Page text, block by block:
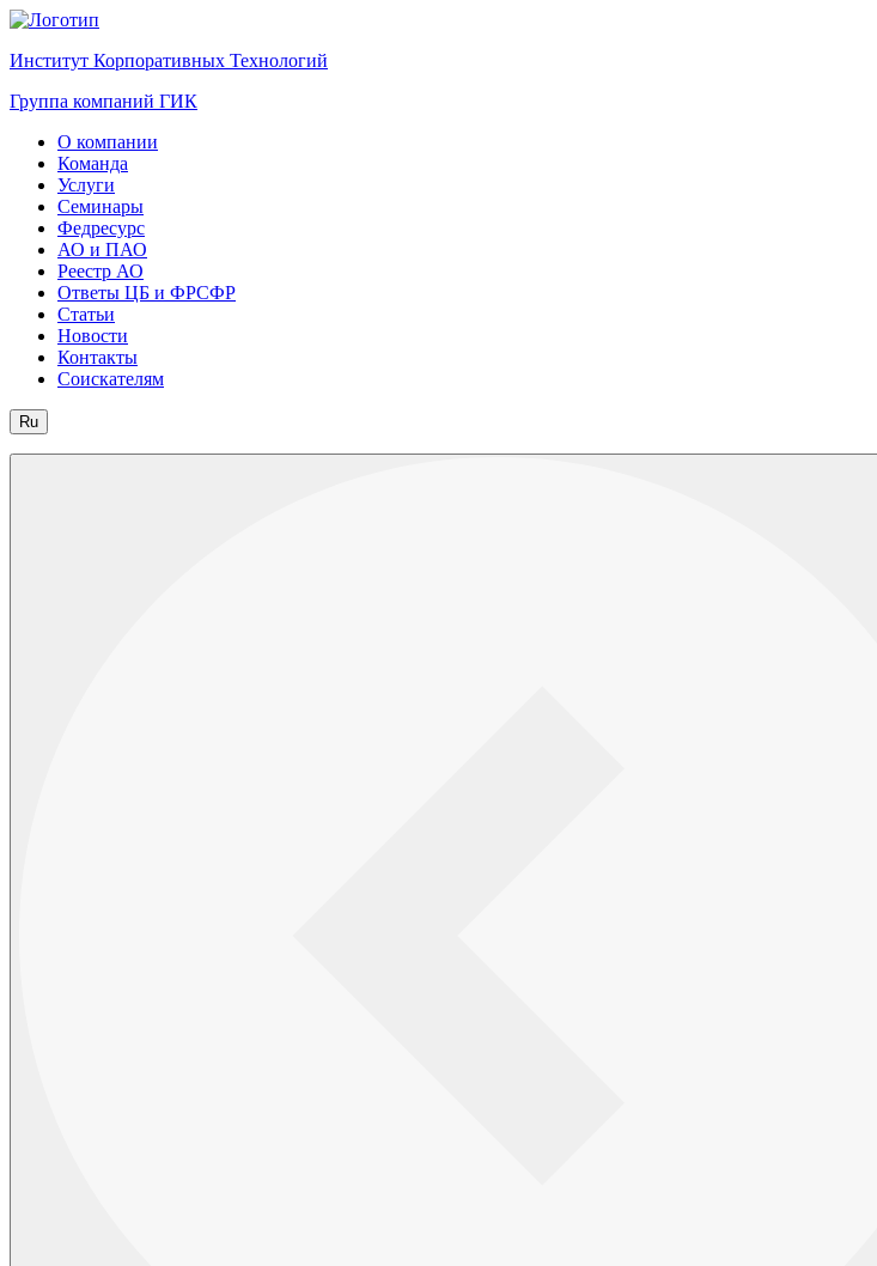
Институт Корпоративных Технологий
Группа компаний ГИК
О компании
Команда
Услуги
Семинары
Федресурс
АО и ПАО
Реестр АО
Ответы ЦБ и ФРСФР
Статьи
Новости
Контакты
Соискателям
Ru